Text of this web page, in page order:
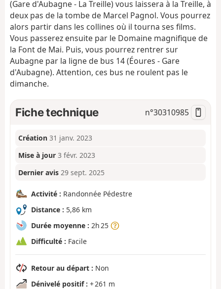
g
a
i
(Gare d'Aubagne - La Treille) vous laissera à la Treille, à
deux pas de la tombe de Marcel Pagnol. Vous pourrez
alors partir dans les collines où il tourna ses films.
Vous passerez ensuite par le Domaine magnifique de
la Font de Mai. Puis, vous pourrez rentrer sur
Aubagne par la ligne de bus 14 (Éoures - Gare
d'Aubagne). Attention, ces bus ne roulent pas le
dimanche.
Fiche technique n°30310985
Création 31 janv. 2023
Mise à jour 3 févr. 2023
Dernier avis 29 sept. 2025
Activité : Randonnée Pédestre
Distance : 5,86 km
Durée moyenne : 2h 25
Difficulté : Facile
Retour au départ : Non
Dénivelé positif : + 261 m